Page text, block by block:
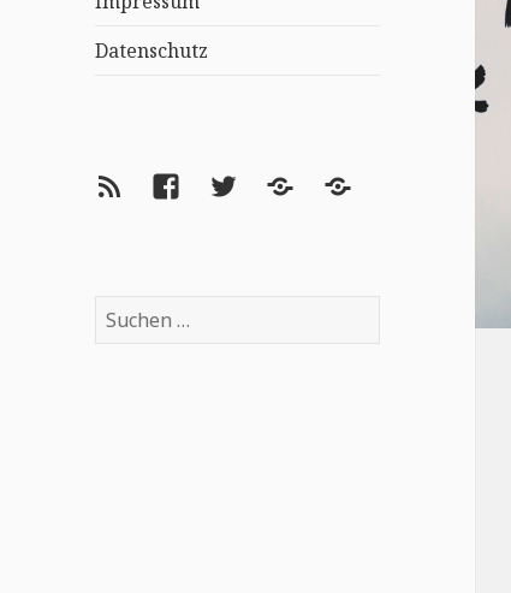
Datenschutz
Feed FacebookTwitterLovelybooks
goodreads
Suchen